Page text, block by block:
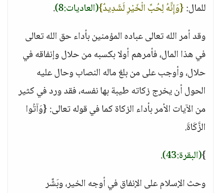
للمال:{وَإِنَّهُ لِحُبِّ الْخَيْرِ لَشَدِيدٌ}(العاديات:8) .
وقد أمر الله تعالى عباده المؤمنين بأداء حق الله تعالى
في هذا المال، فأمرهم أولا بكسبه من حلال وإنفاقه في
حلال، وأوجب على من بلغ ماله النصاب وحال عليه
الحول أن يخرج زكاته طيبة بها نفسه، فقد ورد في كثير
من الآيات الأمر بأداء الزكاة كما في قوله تعالى: {وَآتُوا
الزَّكَاةَ.
}(البقرة:43)
.
وحث الإسلام على الإنفاق في أوجه الخير، وبَشَّر